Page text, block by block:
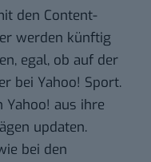
den Content-
werden künftig
egal, ob auf der
bei Yahoo! Sport.
Yahoo! aus ihre
updaten.
bei den